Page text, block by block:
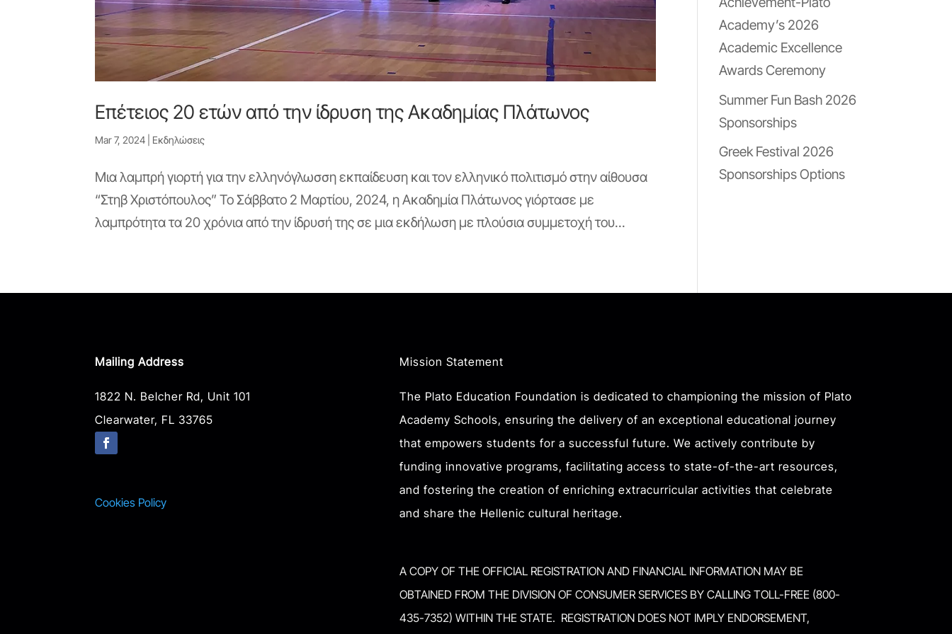
Επέτειος 20 ετών από την ίδρυση της Ακαδημίας Πλάτωνος
Mar 7, 2024 Εκδηλώσεις
Μια λαμπρή γιορτή για την ελληνόγλωσση εκπαίδευση και τον ελληνικό πολιτισμό στην αίθουσα
“Στηβ Χριστόπουλος” Το Σάββατο 2 Μαρτίου, 2024, η Ακαδημία Πλάτωνος γιόρτασε με
λαμπρότητα τα 20 χρόνια από την ίδρυσή της σε μια εκδήλωση με πλούσια συμμετοχή του...
Academy’s 2026
Academic Excellence
Awards Ceremony
Summer Fun Bash 2026
Sponsorships
Greek Festival 2026
Sponsorships Options
Mailing Address
1822 N. Belcher Rd, Unit 101
Clearwater, FL 33765
Cookies Policy
Mission Statement
The Plato Education Foundation is dedicated to championing the mission of Plato
Academy Schools, ensuring the delivery of an exceptional educational journey
that empowers students for a successful future. We actively contribute by
funding innovative programs, facilitating access to state-of-the-art resources,
and fostering the creation of enriching extracurricular activities that celebrate
and share the Hellenic cultural heritage.
A COPY OF THE OFFICIAL REGISTRATION AND FINANCIAL INFORMATION MAY BE
OBTAINED FROM THE DIVISION OF CONSUMER SERVICES BY CALLING TOLL-FREE (800-
435-7352) WITHIN THE STATE. REGISTRATION DOES NOT IMPLY ENDORSEMENT,